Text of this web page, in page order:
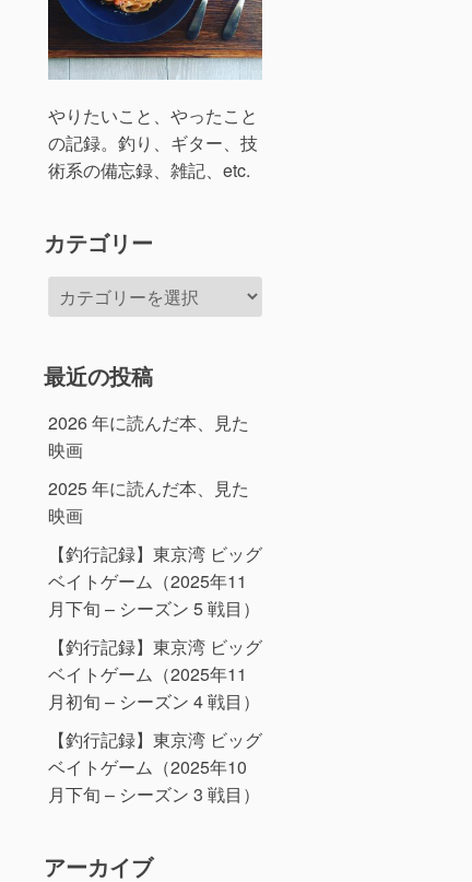
やりたいこと、やったこと
の記録。釣り、ギター、技
術系の備忘録、雑記、etc.
カテゴリー
テ
ー
最近の投稿
2026 年に読んだ本、見た
映画
2025 年に読んだ本、見た
映画
【釣行記録】東京湾 ビッグ
ベイトゲーム（2025年11
月下旬 – シーズン 5 戦目）
【釣行記録】東京湾 ビッグ
ベイトゲーム（2025年11
月初旬 – シーズン 4 戦目）
【釣行記録】東京湾 ビッグ
ベイトゲーム（2025年10
月下旬 – シーズン 3 戦目）
アーカイブ